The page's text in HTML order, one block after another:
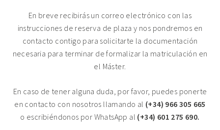
En breve recibirás un correo electrónico con las
instrucciones de reserva de plaza y nos pondremos en
contacto contigo para solicitarte la documentación
necesaria para terminar de formalizar la matriculación en
el Máster.
En caso de tener alguna duda, por favor, puedes ponerte
en contacto con nosotros llamando al (+34) 966 305 665
o escribiéndonos por WhatsApp al (+34) 601 275 690.